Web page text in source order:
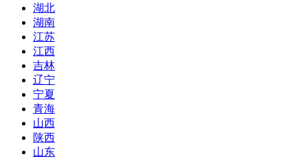
湖北
湖南
江苏
江西
吉林
辽宁
宁夏
青海
山西
陕西
山东